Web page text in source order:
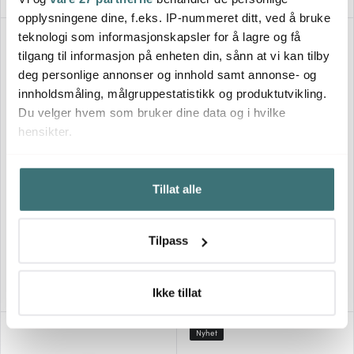
opplysningene dine, f.eks. IP-nummeret ditt, ved å bruke
teknologi som informasjonskapsler for å lagre og få
tilgang til informasjon på enheten din, sånn at vi kan tilby
deg personlige annonser og innhold samt annonse- og
innholdsmåling, målgruppestatistikk og produktutvikling.
Du velger hvem som bruker dine data og i hvilke
hensikter.
Hvis du gir oss lov, vil vi også gjerne:
Innhente informasjon om den geografiske
beliggenheten din, som kan være nøyaktig innenfor
Identifisere enheten din ved å aktivt skanne den for
kan du lese om hvordan dine personlige
brukes. Du kan hele tiden endre eller trekke tilbake ditt
Tillat alle
Tilpass
Ikke tillat
Alessi
Mattina kjøkkenrullholder 33
cm lys grå
Alessi
Mattina kjøkkenrullholder 33
cm mørk grå
739 kr
Nyhet